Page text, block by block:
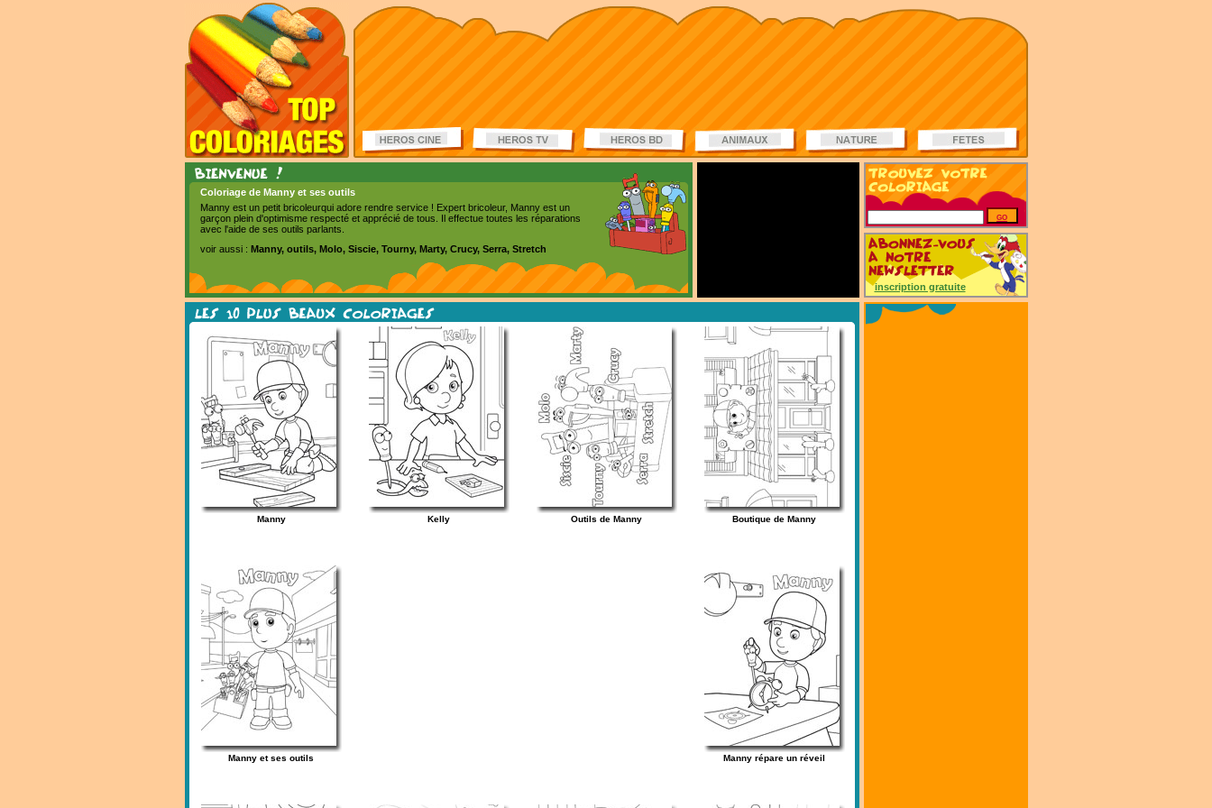
Coloriage de Manny et ses outils
Manny est un petit bricoleurqui adore rendre service ! Expert bricoleur, Manny est un
garçon plein d'optimisme respecté et apprécié de tous. Il effectue toutes les réparations
avec l'aide de ses outils parlants.
voir aussi : Manny, outils, Molo, Siscie, Tourny, Marty, Crucy, Serra, Stretch
inscription gratuite
Manny Kelly Outils de Manny Boutique de Manny
Manny et ses outils Manny répare un réveil